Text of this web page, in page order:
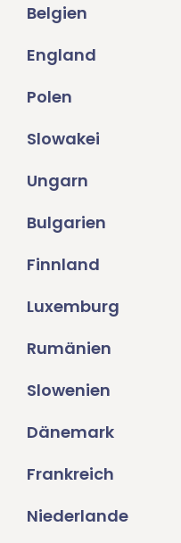
Belgien
England
Polen
Slowakei
Ungarn
Bulgarien
Finnland
Luxemburg
Rumänien
Slowenien
Dänemark
Frankreich
Niederlande